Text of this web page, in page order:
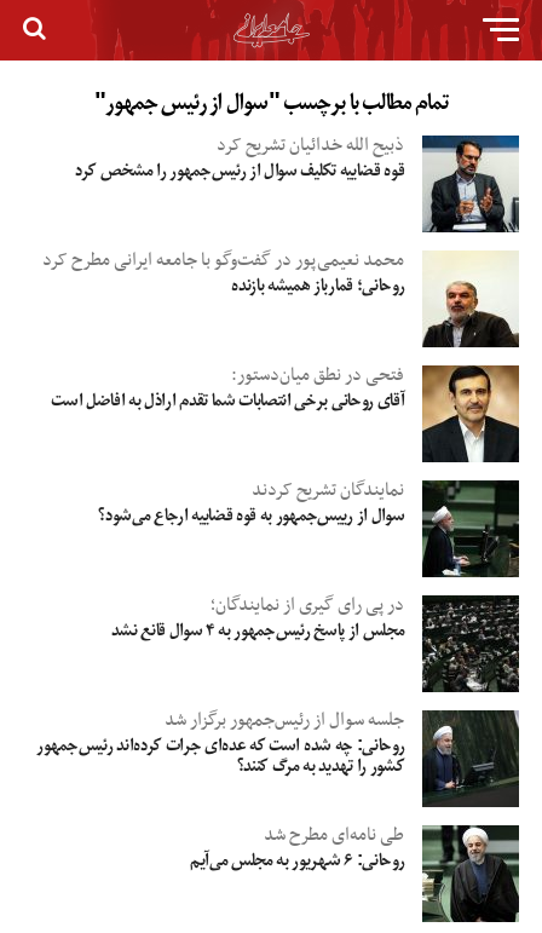
تمام مطالب با برچسب "سوال از رئیس جمهور"
ذبیح الله خدائیان تشریح کرد
قوه قضاییه تکلیف سوال از رئیس‌جمهور را مشخص کرد
محمد نعیمی‌پور در گفت‌وگو با جامعه ایرانی مطرح کرد
روحانی؛ قمارباز همیشه بازنده
فتحی در نطق میان‌دستور:
آقای روحانی برخی انتصابات شما تقدم اراذل به افاضل است
نمایندگان تشریح کردند
سوال از رییس‌جمهور به قوه قضاییه ارجاع می‌شود؟
در پی رای گیری از نمایندگان؛
مجلس از پاسخ رئیس‌جمهور به ۴ سوال قانع‌ نشد
جلسه سوال از رئیس‌جمهور برگزار شد
روحانی: چه شده است که عده‌ای جرات کرده‌اند رئیس‌جمهور
کشور را تهدید به مرگ کنند؟
طی نامه‌ای مطرح شد
روحانی: ۶ شهریور به مجلس می‌آیم